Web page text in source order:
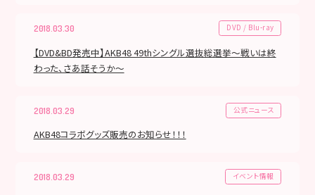
2018.03.30 DVD / Blu-ray
【DVD&BD発売中】AKB48 49thシングル選抜総選挙～戦いは終
わった、さあ話そうか～
2018.03.29 公式ニュース
AKB48コラボグッズ販売のお知らせ！！！
2018.03.29 イベント情報